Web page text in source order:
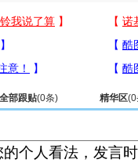
全部跟贴(0条) 精华区(0